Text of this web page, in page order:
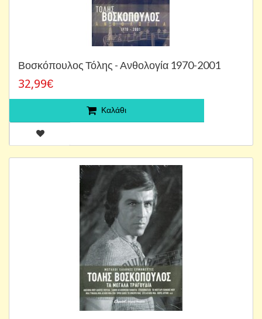
Βοσκόπουλος Τόλης - Ανθολογία 1970-2001
32,99€
Καλάθι